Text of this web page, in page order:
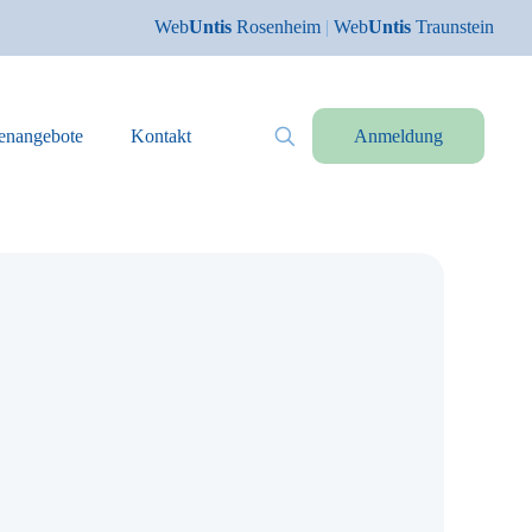
WebUntis Rosenheim | WebUntis Traunstein
Kontakt Anmeldung